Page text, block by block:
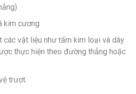
kim cương
vật liệu như tấm kim loại và dây
thực hiện theo đường thẳng hoặc
trượt.